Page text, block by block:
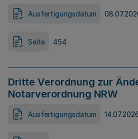
Ausfertigungsdatum
Seite 454
Dritte Verordnung zur
Notarverordnung NRW
Ausfertigungsdatum